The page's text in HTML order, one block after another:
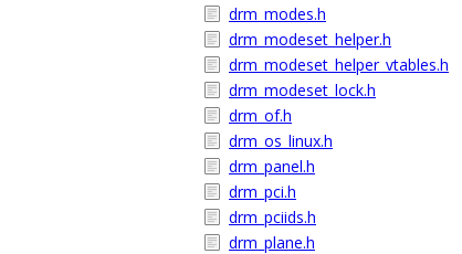
drm_modes.h
drm_modeset_helper.h
drm_modeset_helper_vtables.h
drm_modeset_lock.h
drm_of.h
drm_os_linux.h
drm_panel.h
drm_pci.h
drm_pciids.h
drm_plane.h